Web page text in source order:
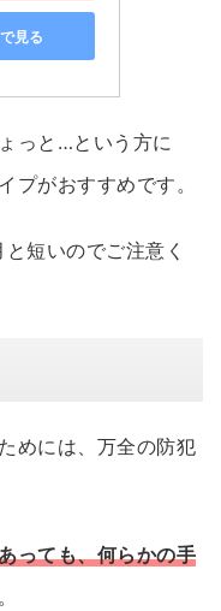
見る
っと…という方に
プがおすすめです。
短いのでご注意く
めには、万全の防犯
っても、何らかの手